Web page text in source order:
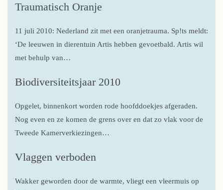
Traumatisch Oranje
11 juli 2010: Nederland zit met een oranjetrauma. Sp!ts meldt:
‘De leeuwen in dierentuin Artis hebben gevoetbald. Artis wil
met behulp van…
Biodiversiteitsjaar 2010
Opgelet, binnenkort worden rode hoofddoekjes afgeraden.
Nog even en ze komen de grens over en dat zo vlak voor de
Tweede Kamerverkiezingen…
Vlaggen verboden
Wakker geworden door de warmte, vliegt een vleermuis op